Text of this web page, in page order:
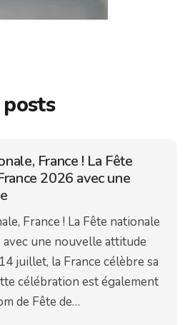
France ! La Fête
2026 avec une
France ! La Fête nationale
avec une nouvelle attitude
juillet, la France célèbre sa
célébration est également
de Fête de…